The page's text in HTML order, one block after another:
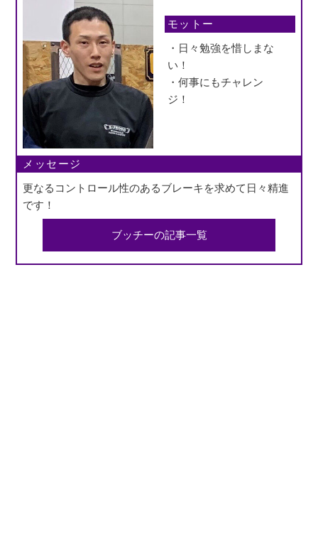
モットー
・日々勉強を惜しまな
い！
・何事にもチャレン
ジ！
メッセージ
更なるコントロール性のあるブレーキを求めて日々精進
です！
ブッチーの記事一覧